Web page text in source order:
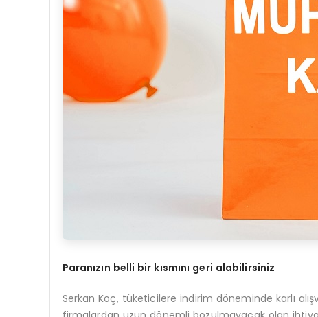
Paranızın belli bir kısmını geri alabilirsiniz
Serkan Koç, tüketicilere indirim döneminde karlı